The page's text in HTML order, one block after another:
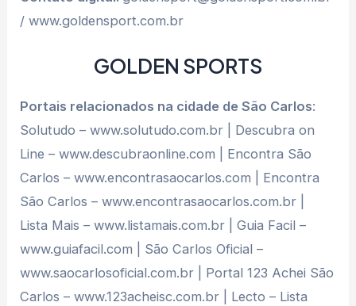
/ www.goldensport.com.br
GOLDEN SPORTS
Portais relacionados na cidade de São Carlos:
Solutudo – www.solutudo.com.br | Descubra on
Line – www.descubraonline.com | Encontra São
Carlos – www.encontrasaocarlos.com | Encontra
São Carlos – www.encontrasaocarlos.com.br |
Lista Mais – www.listamais.com.br | Guia Facil –
www.guiafacil.com | São Carlos Oficial –
www.saocarlosoficial.com.br | Portal 123 Achei São
Carlos – www.123acheisc.com.br | Lecto – Lista